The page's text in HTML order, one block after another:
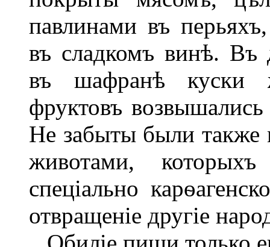
павлинами въ
въ сладкомъ винѣ. Въ
въ шафранѣ куски
фруктовъ
Не забыты были также
животами,
спеціально
отвращеніе другіе